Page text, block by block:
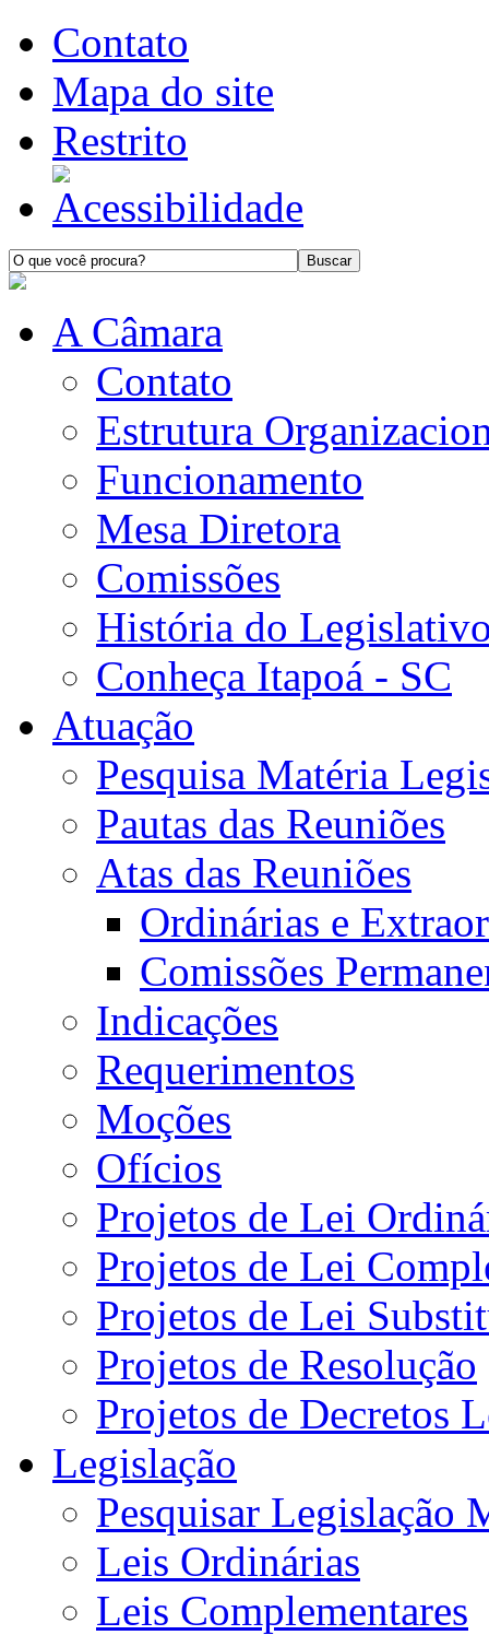
Contato
Mapa do site
Restrito
A Câmara
Contato
Estrutura
Funcionamento
Mesa Diretora
Comissões
História do
Conheça Itapoá - SC
Atuação
Pesquisa Matéria
Pautas das Reuniões
Atas das Reuniões
Ordinárias e
Comissões
Indicações
Requerimentos
Moções
Ofícios
Projetos de Lei
Projetos de Lei
Projetos de Lei
Projetos de Resolução
Projetos de Decretos
Legislação
Pesquisar Legislação
Leis Ordinárias
Leis Complementares